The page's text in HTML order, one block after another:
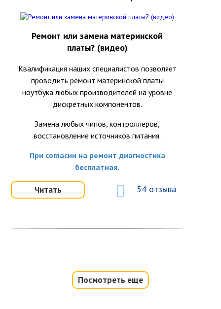
Ремонт или замена материнской
платы? (видео)
Квалификация наших специалистов позволяет
проводить ремонт материнской платы
ноутбука любых производителей на уровне
дискретных компонентов.
Замена любых чипов, контроллеров,
восстановление источников питания.
При согласии на ремонт диагностика
бесплатная.
Читать 54 отзыва
Срочный ремонт ноутбука
Посмотреть еще